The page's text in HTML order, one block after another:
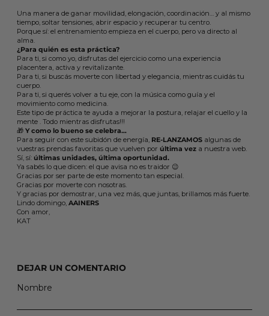
Una manera de ganar movilidad, elongación, coordinación… y al mismo
tiempo, soltar tensiones, abrir espacio y recuperar tu centro.
Porque sí: el entrenamiento empieza en el cuerpo, pero va directo al
alma.
¿Para quién es esta práctica?
Para ti, si como yo, disfrutas del ejercicio como una experiencia
placentera, activa y revitalizante.
Para ti, si buscás moverte con libertad y elegancia, mientras cuidás tu
cuerpo.
Para ti, si querés volver a tu eje, con la música como guía y el
movimiento como medicina.
Este tipo de práctica te ayuda a mejorar la postura, relajar el cuello y la
mente . Todo mientras disfrutas!!!
🎁 Y como lo bueno se celebra…
Para seguir con este subidón de energía, RE-LANZAMOS algunas de
vuestras prendas favoritas que vuelven por última vez a nuestra web.
Sí, sí: últimas unidades, última oportunidad.
Ya sabés lo que dicen: el que avisa no es traidor 😉
Gracias por ser parte de este momento tan especial.
Gracias por moverte con nosotras.
Y gracias por demostrar, una vez más, que juntas, brillamos más fuerte.
Lindo domingo, AAINERS
Con amor,
KAT
DEJAR UN COMENTARIO
Nombre